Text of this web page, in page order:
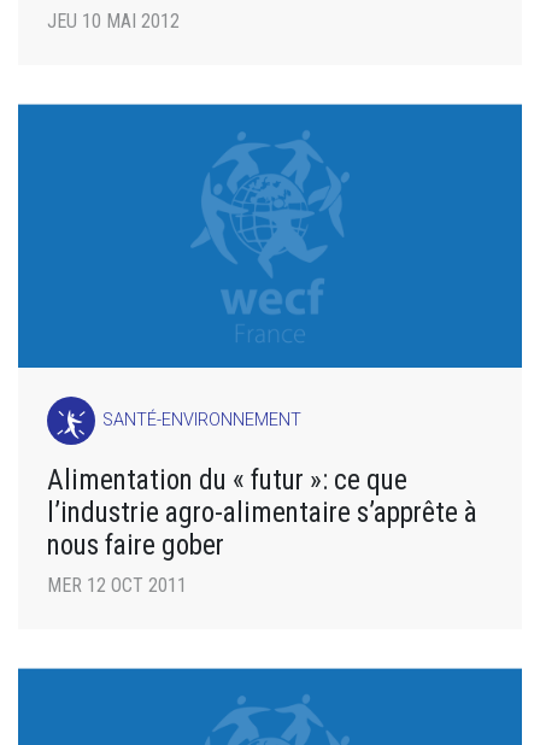
JEU 10 MAI 2012
SANTÉ-ENVIRONNEMENT
Alimentation du « futur »: ce que
l’industrie agro-alimentaire s’apprête à
nous faire gober
MER 12 OCT 2011